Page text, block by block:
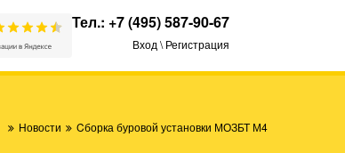
Тел.: +7 (495) 587-90-67
Вход \ Регистрация
Новости Cборка буровой установки МОЗБТ М4